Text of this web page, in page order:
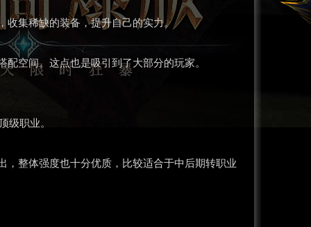
收集稀缺的装备，提升自己的实力。
空间。这点也是吸引到了大部分的玩家。
级职业。
整体强度也十分优质，比较适合于中后期转职业